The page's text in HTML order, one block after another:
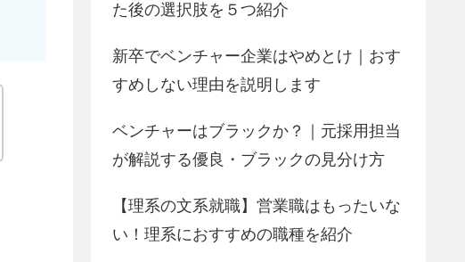
た後の選択肢を５つ紹介
新卒でベンチャー企業はやめとけ｜おす
すめしない理由を説明します
ベンチャーはブラックか？｜元採用担当
が解説する優良・ブラックの見分け方
【理系の文系就職】営業職はもったいな
い！理系におすすめの職種を紹介